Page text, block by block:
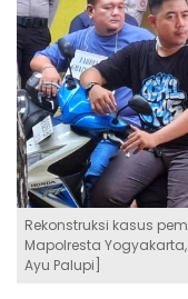
Rekonstruksi kasus
Mapolresta
Ayu Palupi]